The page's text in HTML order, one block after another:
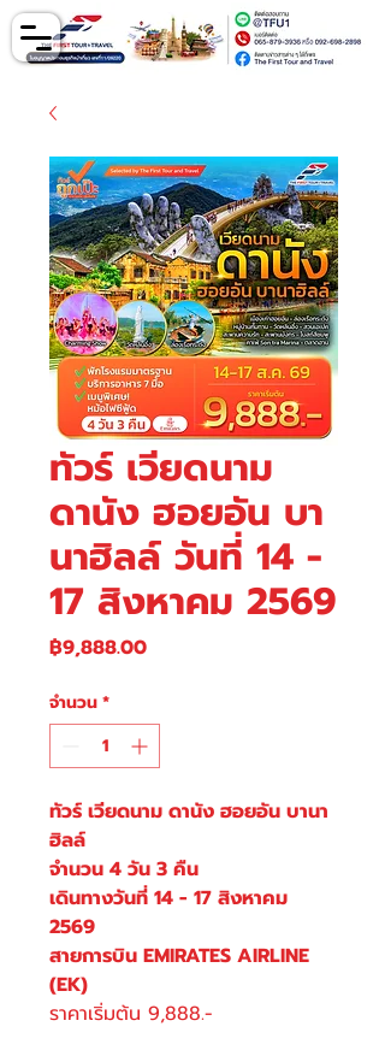
ทัวร์ เวียดนาม
ดานัง ฮอยอัน บา
นาฮิลล์ วันที่ 14 -
17 สิงหาคม 2569
฿9,888.00ราคา
จำนวน*
ทัวร์ เวียดนาม ดานัง ฮอยอัน บานา
ฮิลล์
จำนวน 4 วัน 3 คืน
เดินทางวันที่ 14 - 17 สิงหาคม
2569
สายการบิน EMIRATES AIRLINE
(EK)
ราคาเริ่มต้น 9,888.-